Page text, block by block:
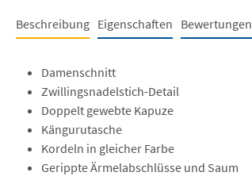
Beschreibung Eigenschaften Bewertungen
Damenschnitt
Zwillingsnadelstich-Detail
Doppelt gewebte Kapuze
Kängurutasche
Kordeln in gleicher Farbe
Gerippte Ärmelabschlüsse und Saum